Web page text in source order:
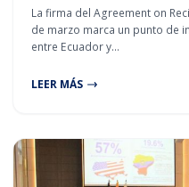
La firma del Agreement on
de marzo marca un punto de
entre Ecuador y…
LEER MÁS